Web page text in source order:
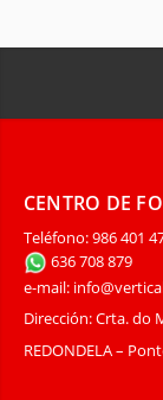
CENTRO DE
Teléfono: 986 401
636 708 879
e-mail:
Dirección: Crta. do
REDONDELA –